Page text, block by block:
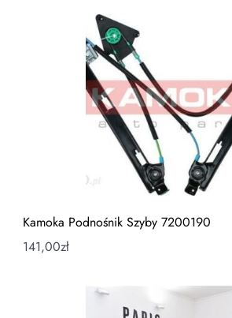
Kamoka Podnośnik Szyby 7200190
141,00zł